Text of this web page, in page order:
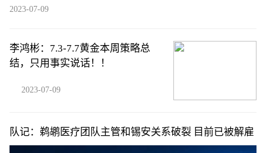
2023-07-09
李鸿彬：7.3-7.7黄金本周策略总
结，只用事实说话！！
2023-07-09
队记：鹈鹕医疗团队主管和锡安关系破裂 目前已被解雇